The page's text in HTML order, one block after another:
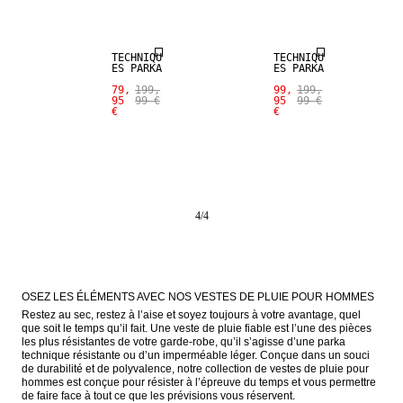
TECHNIQU
ES PARKA
79,
95
€
199,
99 €
TECHNIQU
ES PARKA
99,
95
€
199,
99 €
4/4
OSEZ LES ÉLÉMENTS AVEC NOS VESTES DE PLUIE POUR HOMMES
Restez au sec, restez à l’aise et soyez toujours à votre avantage, quel
que soit le temps qu’il fait. Une veste de pluie fiable est l’une des pièces
les plus résistantes de votre garde-robe, qu’il s’agisse d’une parka
technique résistante ou d’un imperméable léger. Conçue dans un souci
de durabilité et de polyvalence, notre collection de vestes de pluie pour
hommes est conçue pour résister à l’épreuve du temps et vous permettre
de faire face à tout ce que les prévisions vous réservent.